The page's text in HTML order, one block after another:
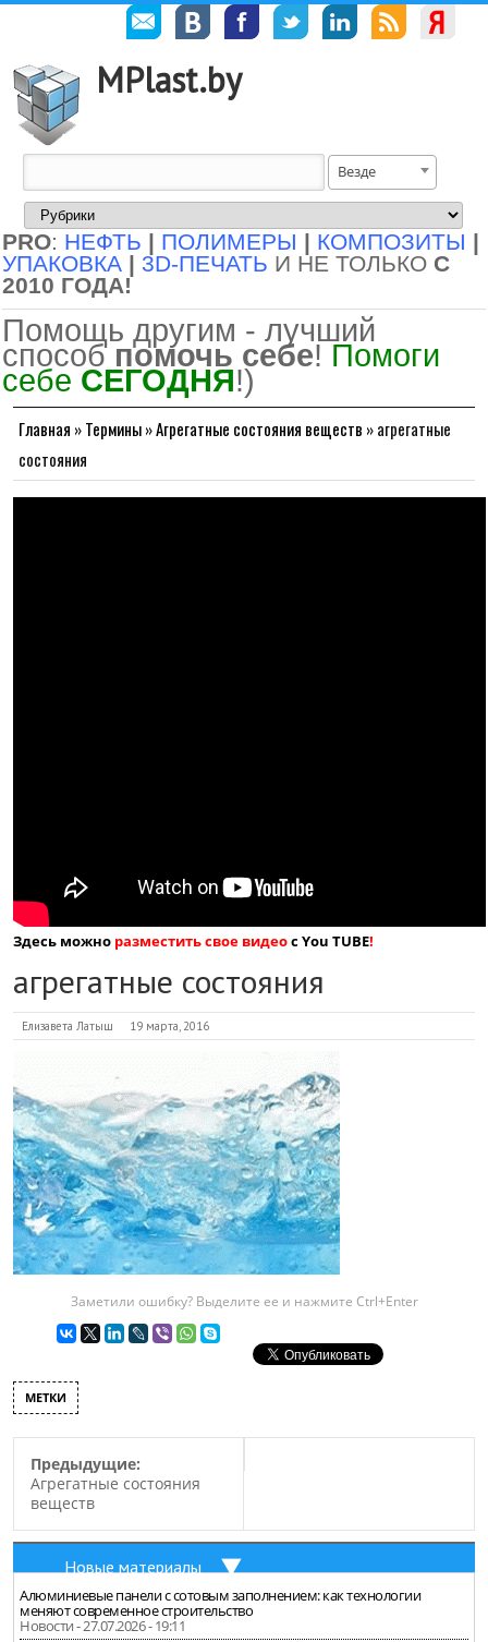
MPlast.by
Везде
PRO: НЕФТЬ | ПОЛИМЕРЫ | КОМПОЗИТЫ |
УПАКОВКА | 3D-ПЕЧАТЬ И НЕ ТОЛЬКО С
2010 ГОДА!
Помощь другим - лучший
способ помочь себе! Помоги
себе СЕГОДНЯ!)
Главная »Термины»Агрегатные состояния веществ »агрегатные
состояния
Здесь можно разместить свое видеос You TUBE!
агрегатные состояния
Елизавета Латыш 19 марта, 2016
Заметили ошибку? Выделите ее и нажмите Ctrl+Enter
МЕТКИ
Предыдущие:
Агрегатные состояния
веществ
Новые материалы
Алюминиевые панели с сотовым заполнением: как технологии
меняют современное строительство
Новости - 27.07.2026 - 19:11